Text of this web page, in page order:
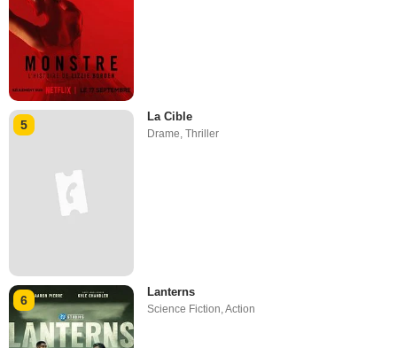
5
La Cible
Drame,Thriller
6
Lanterns
Science Fiction,Action